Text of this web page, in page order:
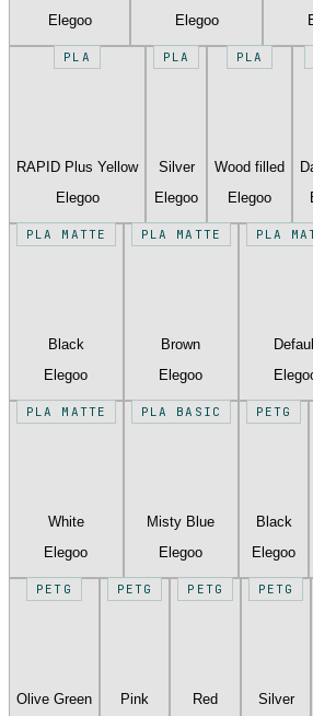
Elegoo
Elegoo
PLA
RAPID Plus Yellow
Elegoo
PLA
Silver
Elegoo
PLA
Wood filled
Elegoo
PLA MATTE
Black
Elegoo
PLA MATTE
Brown
Elegoo
PLA
PLA MATTE
White
Elegoo
PLA BASIC
Misty Blue
Elegoo
PETG
Black
Elegoo
PETG
Olive Green
PETG
Pink
PETG
Red
PETG
Silver